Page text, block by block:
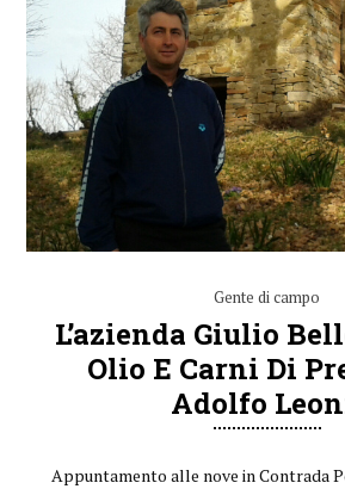
Gente di campo
L’azienda Giulio
Olio E Carni Di
Adolfo
Appuntamento alle nove in Contrada